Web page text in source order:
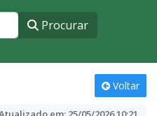
Procurar
Voltar